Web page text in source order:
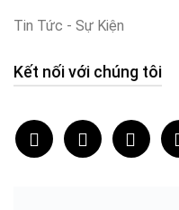
Tin Tức - Sự Kiện
Kết nối với chúng tôi